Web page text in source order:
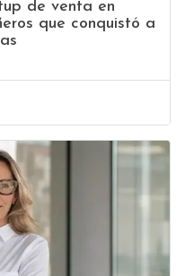
de venta en
que conquistó a